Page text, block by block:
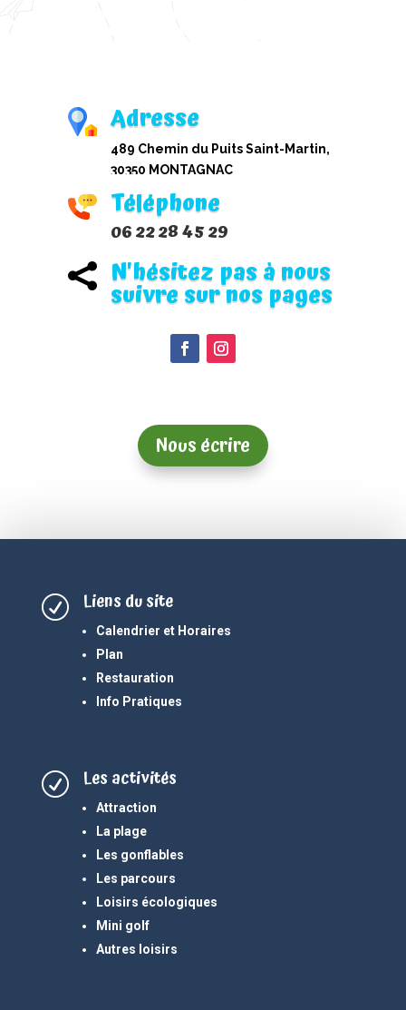
Adresse
489 Chemin du Puits Saint-Martin,
30350 MONTAGNAC
Téléphone
06 22 28 45 29
 N'hésitez pas à nous
suivre sur nos pages
Nous écrire
R Liens du site
Calendrier et Horaires
Plan
Restauration
Info Pratiques
R Les activités
Attraction
La plage
Les gonflables
Les parcours
Loisirs écologiques
Mini golf
Autres loisirs